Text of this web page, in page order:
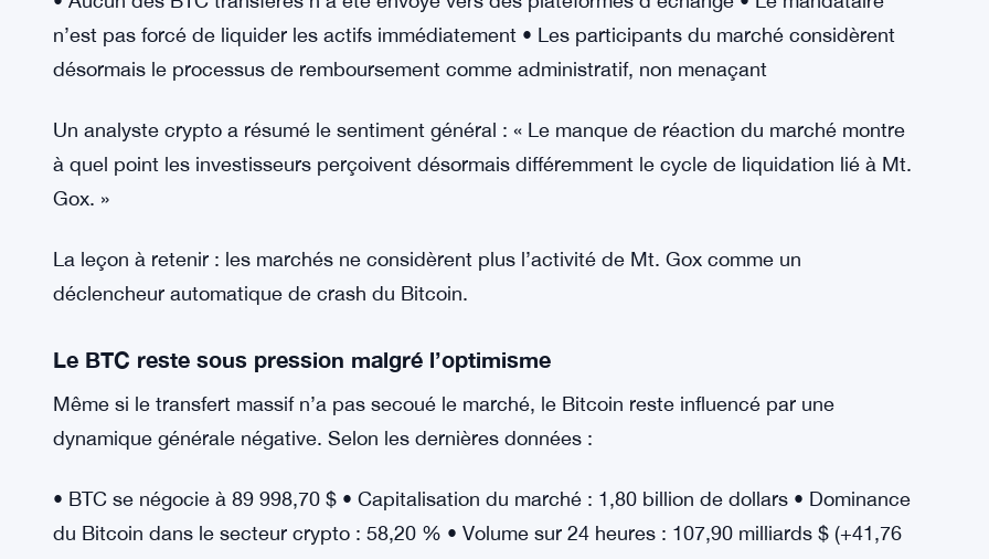
traders craignant une liquidation massive imminente des coins récupérés.
Cette fois-ci, le scénario a été radicalement différent.
Le prix spot du Bitcoin n’a pas connu de perturbation notable après le transfert. Les analystes
attribuent la réaction stable du marché à plusieurs facteurs :
n’est pas forcé de liquider les actifs immédiatement • Les participants du marché considèrent
désormais le processus de remboursement comme administratif, non menaçant
Un analyste crypto a résumé le sentiment général : « Le manque de réaction du marché montre
à quel point les investisseurs perçoivent désormais différemment le cycle de liquidation lié à Mt.
Gox. »
La leçon à retenir : les marchés ne considèrent plus l’activité de Mt. Gox comme un
déclencheur automatique de crash du Bitcoin.